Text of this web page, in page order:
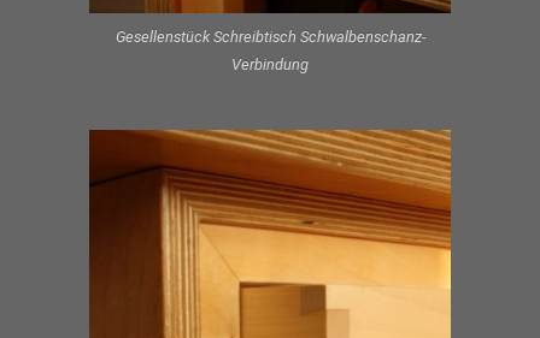
Gesellenstück Schreibtisch Schwalbenschanz-
Verbindung